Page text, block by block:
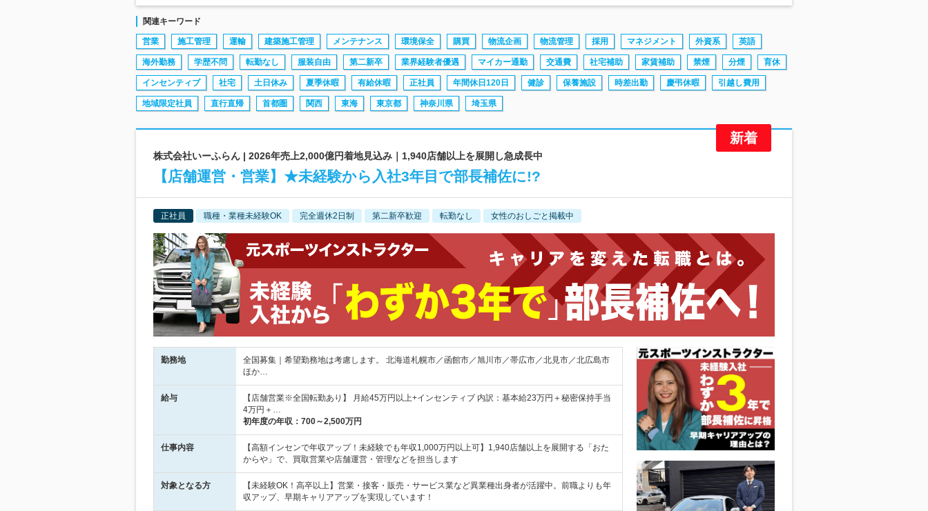
関連キーワード
営業 施工管理 運輸 建築施工管理 メンテナンス 環境保全 購買 物流企画 物流管理 採用 マネジメント 外資系 英語
海外勤務 学歴不問 転勤なし 服装自由 第二新卒 業界経験者優遇 マイカー通勤 交通費 社宅補助 家賃補助 禁煙 分煙 育休
インセンティブ 社宅 土日休み 夏季休暇 有給休暇 正社員 年間休日120日 健診 保養施設 時差出勤 慶弔休暇 引越し費用
地域限定社員 直行直帰 首都圏 関西 東海 東京都 神奈川県 埼玉県
株式会社いーふらん | 2026年売上2,000億円着地見込み｜1,940店舗以上を展開し急成長中
【店舗運営・営業】★未経験から入社3年目で部長補佐に!?
正社員 職種・業種未経験OK 完全週休2日制 第二新卒歓迎 転勤なし 女性のおしごと掲載中
勤務地
全国募集｜希望勤務地は考慮します。 北海道札幌市／函館市／旭川市／帯広市／北見市／北広島市
ほか…
給与
【店舗営業※全国転勤あり】 月給45万円以上+インセンティブ 内訳：基本給23万円＋秘密保持手当
4万円＋…
初年度の年収： 700～2,500万円
仕事内容
【高額インセンで年収アップ！未経験でも年収1,000万円以上可】1,940店舗以上を展開する「おた
からや」で、買取営業や店舗運営・管理などを担当します
対象となる方
【未経験OK！高卒以上】営業・接客・販売・サービス業など異業種出身者が活躍中。前職よりも年
収アップ、早期キャリアアップを実現しています！